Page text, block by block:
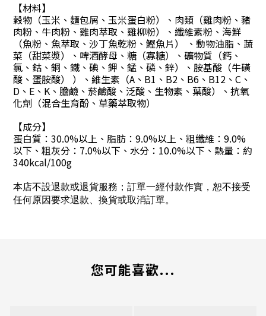
【材料】
穀物（玉米、麵包屑、玉米蛋白粉）、肉類（雞肉粉、豬
肉粉、牛肉粉、雞肉萃取、雞柳粉）、纖維素粉、海鮮
（魚粉、魚萃取、沙丁魚乾粉、鰹魚片） 、動物油脂、蔬
菜（甜菜漿）、啤酒酵母、糖（寡糖）、礦物質（鈣、
氯、鈷、銅、鐵、碘、鉀、錳、磷、鋅）、胺基酸（牛磺
酸、蛋胺酸） ）、維生素（A、B1、B2、B6、B12、C、
D、E、K、膽鹼、菸鹼酸、泛酸、生物素、葉酸）、抗氧
化劑（混合生育酚、草藥萃取物）
【成分】
蛋白質：30.0%以上、脂肪：9.0%以上、粗纖維：9.0%
以下、粗灰分：7.0%以下、水分：10.0%以下、熱量：約
340kcal/100g
本店不設退款或退貨服務；訂單一經付款作實，恕不接受
任何原因要求退款、換貨或取消訂單。
您可能喜歡...